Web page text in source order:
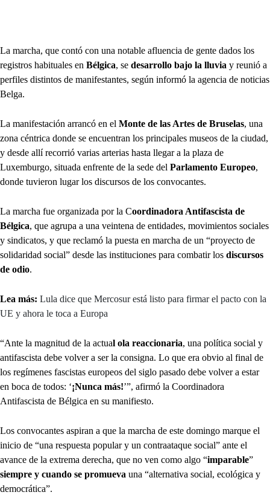
La marcha, que contó con una notable afluencia de gente dados los
registros habituales en Bélgica, se desarrollo bajo la lluvia y reunió a
perfiles distintos de manifestantes, según informó la agencia de noticias
Belga.
La manifestación arrancó en el Monte de las Artes de Bruselas, una
zona céntrica donde se encuentran los principales museos de la ciudad,
y desde allí recorrió varias arterias hasta llegar a la plaza de
Luxemburgo, situada enfrente de la sede del Parlamento Europeo,
donde tuvieron lugar los discursos de los convocantes.
La marcha fue organizada por la Coordinadora Antifascista de
Bélgica, que agrupa a una veintena de entidades, movimientos sociales
y sindicatos, y que reclamó la puesta en marcha de un “proyecto de
solidaridad social” desde las instituciones para combatir los discursos
de odio.
Lea más: Lula dice que Mercosur está listo para firmar el pacto con la
UE y ahora le toca a Europa
“Ante la magnitud de la actual ola reaccionaria, una política social y
antifascista debe volver a ser la consigna. Lo que era obvio al final de
los regímenes fascistas europeos del siglo pasado debe volver a estar
en boca de todos: ‘¡Nunca más!’”, afirmó la Coordinadora
Antifascista de Bélgica en su manifiesto.
Los convocantes aspiran a que la marcha de este domingo marque el
inicio de “una respuesta popular y un contraataque social” ante el
avance de la extrema derecha, que no ven como algo “imparable”
siempre y cuando se promueva una “alternativa social, ecológica y
democrática”.